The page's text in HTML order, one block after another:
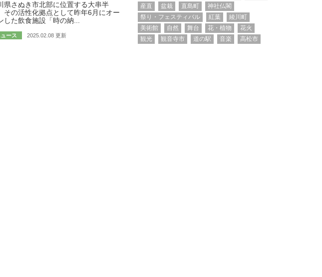
県さぬき市北部に位置する大串半
その活性化拠点として昨年6月にオー
した飲食施設「時の納...
ース 2025.02.08 更新
産直
盆栽 直島町
神社仏閣
祭り・フェスティバル
紅葉
綾川町
美術館
自然 舞台 花・植物
花火
観光
観音寺市 道の駅 音楽 高松市